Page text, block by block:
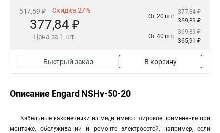
517,59 ₽ Скидка 27%
377,84 ₽
Цена за 1 шт.
От 20 шт:
377,84 ₽
369,89 ₽
От 40 шт:
369,89 ₽
365,91 ₽
Быстрый заказ В корзину
Описание Engard NSHv-50-20
Кабельные наконечники из меди имеют широкое применение при
монтаже, обслуживании и ремонте электросетей, например, если